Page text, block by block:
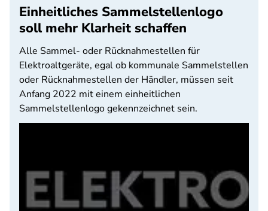
Einheitliches Sammelstellenlogo
soll mehr Klarheit schaffen
Alle Sammel- oder Rücknahmestellen für
Elektroaltgeräte, egal ob kommunale Sammelstellen
oder Rücknahmestellen der Händler, müssen seit
Anfang 2022 mit einem einheitlichen
Sammelstellenlogo gekennzeichnet sein.